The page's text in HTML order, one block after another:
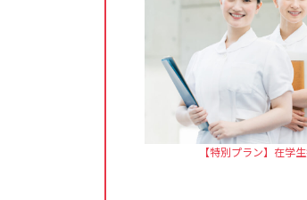
【特別プラン】在学